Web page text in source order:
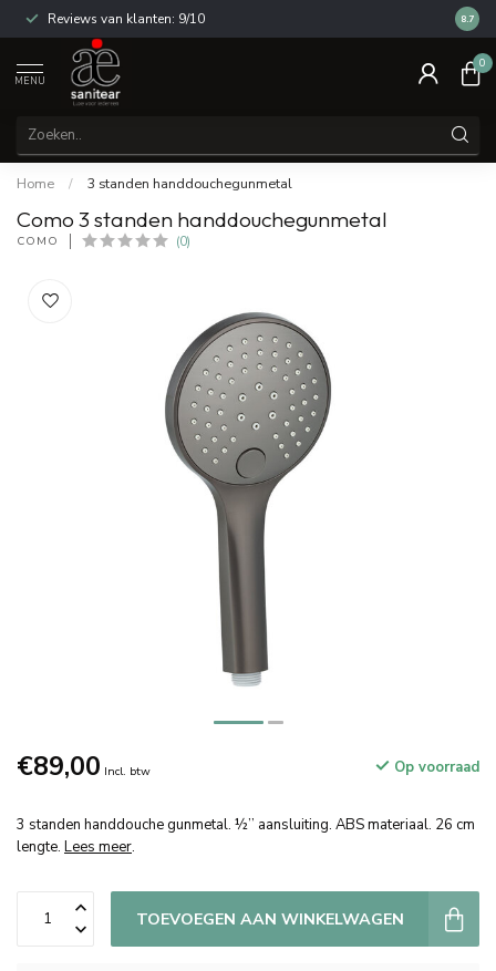
Reviews van klanten: 9/10 14
8.7
MENU
0
Home / 3 standen handdouchegunmetal
Como 3 standen handdouchegunmetal
COMO (0)
€89,00 Incl. btw Op voorraad
3 standen handdouche gunmetal. ½’’ aansluiting. ABS materiaal. 26 cm
lengte. Lees meer.
TOEVOEGEN AAN WINKELWAGEN